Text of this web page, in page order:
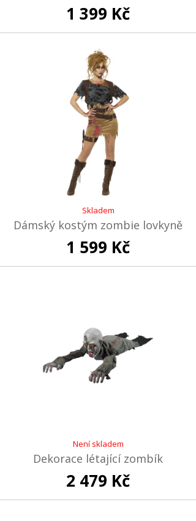
1 399 Kč
Skladem
Dámský kostým zombie lovkyně
1 599 Kč
Není skladem
Dekorace létající zombík
2 479 Kč